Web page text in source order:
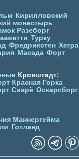
Кирилловский
монастырь
Разеборг
Турку
Фредрикстен Хегра
Масада Форт
Кронштадт:
Красная Горка
Сиарё Оскарсборг
Маннергейма
Готланд